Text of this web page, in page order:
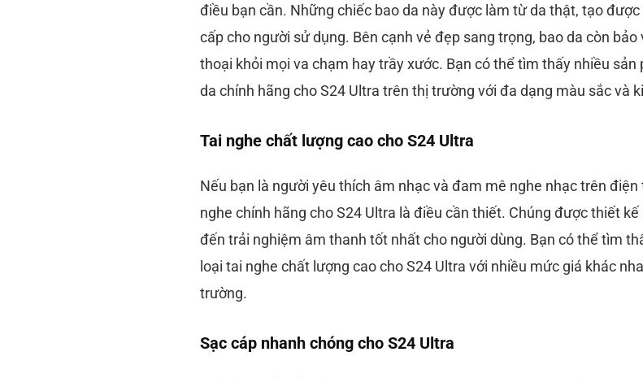
điều bạn cần. Những chiếc bao da này được làm từ da thật, tạo
cấp cho người sử dụng. Bên cạnh vẻ đẹp sang trọng, bao da còn bảo
thoại khỏi mọi va chạm hay trầy xước. Bạn có thể tìm thấy nhiều sản
da chính hãng cho S24 Ultra trên thị trường với đa dạng màu sắc và
Tai nghe chất lượng cao cho S24 Ultra
Nếu bạn là người yêu thích âm nhạc và đam mê nghe nhạc trên điện
nghe chính hãng cho S24 Ultra là điều cần thiết. Chúng được thiết
đến trải nghiệm âm thanh tốt nhất cho người dùng. Bạn có thể tìm
loại tai nghe chất lượng cao cho S24 Ultra với nhiều mức giá khác
trường.
Sạc cáp nhanh chóng cho S24 Ultra